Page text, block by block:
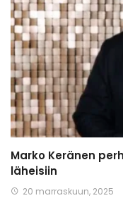
Marko Keränen
läheisiin
20 marraskuun, 2025